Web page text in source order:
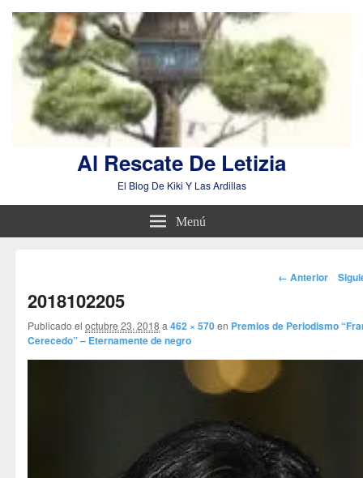
Al Rescate De Letizia
El Blog De Kiki Y Las Ardillas
Menú
Navegador
← Anterior
2018102205
Publicado el octubre 23, 2018 a462 × 570en Premios de Periodismo
Cerecedo” – Eternamente de negro